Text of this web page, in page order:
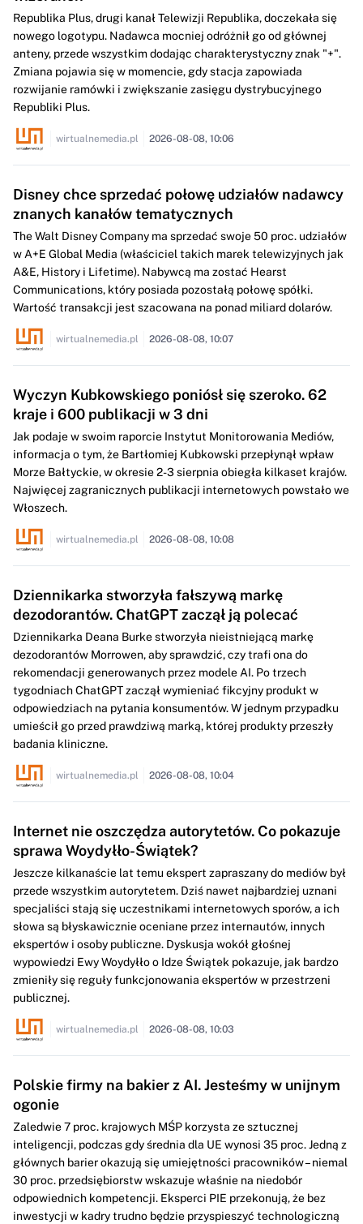
Republika Plus, drugi kanał Telewizji Republika, doczekała się
nowego logotypu. Nadawca mocniej odróżnił go od głównej
anteny, przede wszystkim dodając charakterystyczny znak "+".
Zmiana pojawia się w momencie, gdy stacja zapowiada
rozwijanie ramówki i zwiększanie zasięgu dystrybucyjnego
Republiki Plus.
wirtualnemedia.pl 2026-08-08, 10:06
Disney chce sprzedać połowę udziałów nadawcy
znanych kanałów tematycznych
The Walt Disney Company ma sprzedać swoje 50 proc. udziałów
w A+E Global Media (właściciel takich marek telewizyjnych jak
A&E, History i Lifetime). Nabywcą ma zostać Hearst
Communications, który posiada pozostałą połowę spółki.
Wartość transakcji jest szacowana na ponad miliard dolarów.
wirtualnemedia.pl 2026-08-08, 10:07
Wyczyn Kubkowskiego poniósł się szeroko. 62
kraje i 600 publikacji w 3 dni
Jak podaje w swoim raporcie Instytut Monitorowania Mediów,
informacja o tym, że Bartłomiej Kubkowski przepłynął wpław
Morze Bałtyckie, w okresie 2-3 sierpnia obiegła kilkaset krajów.
Najwięcej zagranicznych publikacji internetowych powstało we
Włoszech.
wirtualnemedia.pl 2026-08-08, 10:08
Dziennikarka stworzyła fałszywą markę
dezodorantów. ChatGPT zaczął ją polecać
Dziennikarka Deana Burke stworzyła nieistniejącą markę
dezodorantów Morrowen, aby sprawdzić, czy trafi ona do
rekomendacji generowanych przez modele AI. Po trzech
tygodniach ChatGPT zaczął wymieniać fikcyjny produkt w
odpowiedziach na pytania konsumentów. W jednym przypadku
umieścił go przed prawdziwą marką, której produkty przeszły
badania kliniczne.
wirtualnemedia.pl 2026-08-08, 10:04
Internet nie oszczędza autorytetów. Co pokazuje
sprawa Woydyłło-Świątek?
Jeszcze kilkanaście lat temu ekspert zapraszany do mediów był
przede wszystkim autorytetem. Dziś nawet najbardziej uznani
specjaliści stają się uczestnikami internetowych sporów, a ich
słowa są błyskawicznie oceniane przez internautów, innych
ekspertów i osoby publiczne. Dyskusja wokół głośnej
wypowiedzi Ewy Woydyłło o Idze Świątek pokazuje, jak bardzo
zmieniły się reguły funkcjonowania ekspertów w przestrzeni
publicznej.
wirtualnemedia.pl 2026-08-08, 10:03
Polskie firmy na bakier z AI. Jesteśmy w unijnym
ogonie
Zaledwie 7 proc. krajowych MŚP korzysta ze sztucznej
inteligencji, podczas gdy średnia dla UE wynosi 35 proc. Jedną z
głównych barier okazują się umiejętności pracowników – niemal
30 proc. przedsiębiorstw wskazuje właśnie na niedobór
odpowiednich kompetencji. Eksperci PIE przekonują, że bez
inwestycji w kadry trudno będzie przyspieszyć technologiczną